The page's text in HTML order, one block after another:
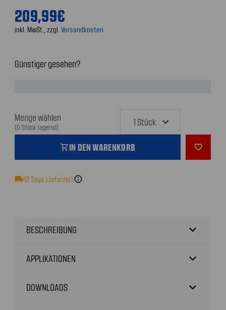
209,99€
inkl. MwSt., zzgl. Versandkosten
Günstiger gesehen?
Menge wählen
(0 Stück lagernd)
shopping_cartIN DEN WARENKORB favorite_outline
local_shipping12Tage Lieferzeitinfo
BESCHREIBUNG expand_more
APPLIKATIONEN expand_more
DOWNLOADS expand_more